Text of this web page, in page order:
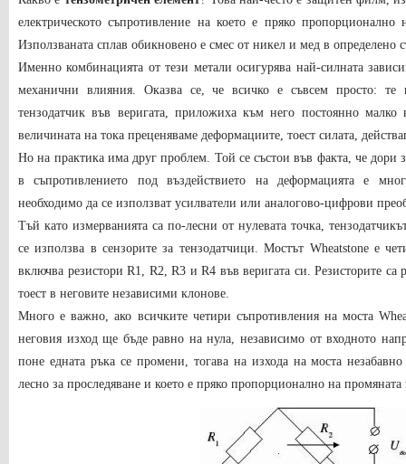
електрическото съпротивление на което е пряко пропорционално
Използваната сплав обикновено е смес от никел и мед в определено
Именно комбинацията от тези метали осигурява най-силната
механични влияния. Оказва се, че всичко е съвсем просто: те
тензодатчик във веригата, приложиха към него постоянно
величината на тока преценяваме деформациите, тоест силата,
Но на практика има друг проблем. Той се състои във факта, че дори
в съпротивлението под въздействието на деформацията е
необходимо да се използват усилватели или аналогово-цифрови
Тъй като измерванията са по-лесни от нулевата точка,
се използва в сензорите за тензодатчици. Мостът Wheatstone е
включва резистори R1, R2, R3 и R4 във веригата си. Резисторите са
тоест в неговите независими клонове.
Много е важно, ако всичките четири съпротивления на моста
неговия изход ще бъде равно на нула, независимо от входното
поне едната ръка се промени, тогава на изхода на моста
лесно за проследяване и което е пряко пропорционално на